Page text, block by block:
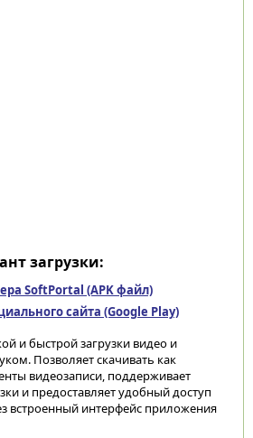
загрузки:
SoftPortal (APK файл)
сайта (Google Play)
и быстрой загрузки видео и
Позволяет скачивать как
видеозаписи, поддерживает
и предоставляет удобный доступ
встроенный интерфейс приложения